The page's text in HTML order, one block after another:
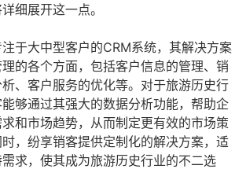
细展开这一点。
于大中型客户的CRM系统，其解决方案
的各个方面，包括客户信息的管理、销
、客户服务的优化等。对于旅游历史行
够通过其强大的数据分析功能，帮助企
和市场趋势，从而制定更有效的市场策
，纷享销客提供定制化的解决方案，适
求，使其成为旅游历史行业的不二选